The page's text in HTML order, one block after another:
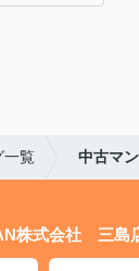
一覧 中古マ
株式会社 三島